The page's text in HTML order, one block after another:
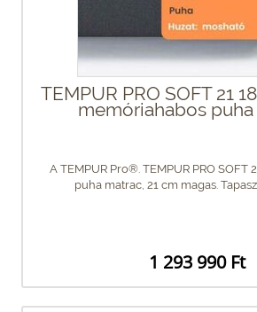
TEMPUR PRO SOFT 21
memóriahabos
A TEMPUR Pro®. TEMPUR PRO SOFT
puha matrac, 21 cm magas.
1 293 990 Ft